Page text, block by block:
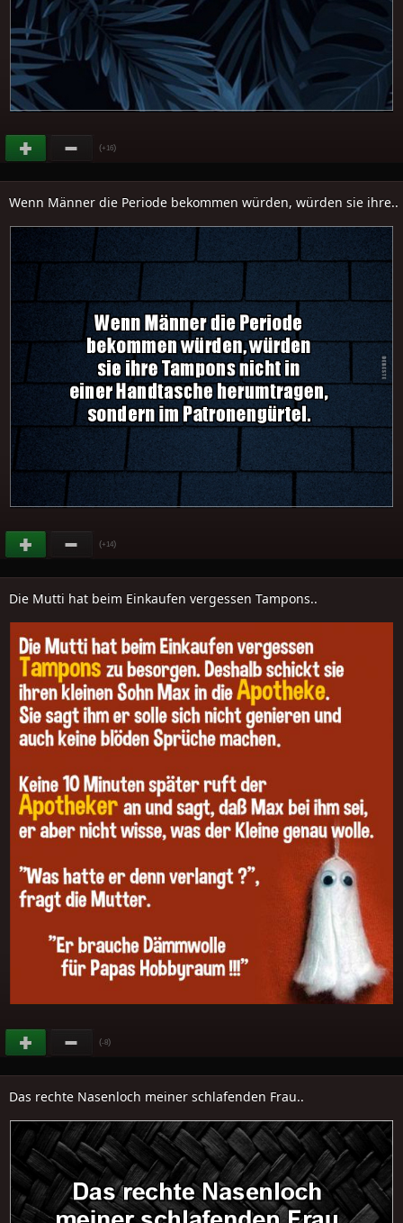
(+16)
Wenn Männer die Periode bekommen würden, würden sie ihre..
(+14)
Die Mutti hat beim Einkaufen vergessen Tampons..
(-8)
Das rechte Nasenloch meiner schlafenden Frau..